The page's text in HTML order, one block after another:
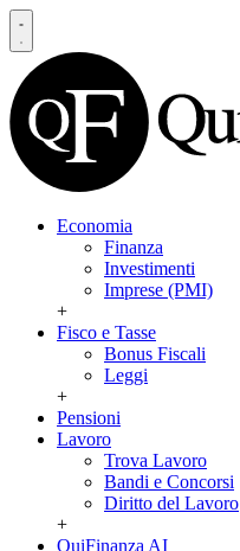
Economia
Finanza
Investimenti
Imprese (PMI)
+
Fisco e Tasse
Bonus Fiscali
Leggi
+
Pensioni
Lavoro
Trova Lavoro
Bandi e Concorsi
Diritto del Lavoro
+
QuiFinanza AI